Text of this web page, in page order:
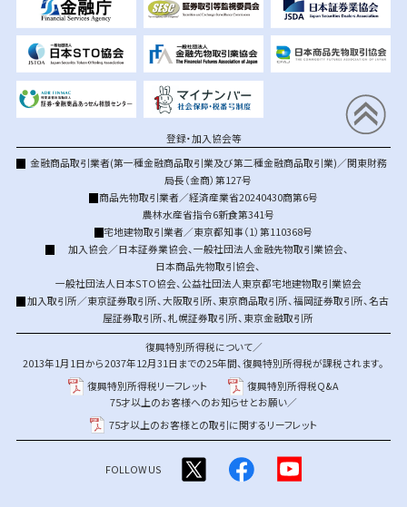
登録・加入協会等
金融商品取引業者(第一種金融商品取引業及び第二種金融商品取引業)／関東財務
局長（金商）第127号
商品先物取引業者／経済産業省20240430商第6号
農林水産省指令6新食第341号
宅地建物取引業者／東京都知事（1）第110368号
加入協会／日本証券業協会、 一般社団法人金融先物取引業協会、
日本商品先物取引協会、
一般社団法人日本STO協会、 公益社団法人東京都宅地建物取引業協会
加入取引所／東京証券取引所、大阪取引所、 東京商品取引所、福岡証券取引所、名古
屋証券取引所、札幌証券取引所、 東京金融取引所
復興特別所得税について／
2013年1月1日から2037年12月31日までの25年間、復興特別所得税が課税されます。
復興特別所得税リーフレット
復興特別所得税Q&A
75才以上のお客様へのお知らせとお願い／
75才以上のお客様との取引に関するリーフレット
FOLLOW US